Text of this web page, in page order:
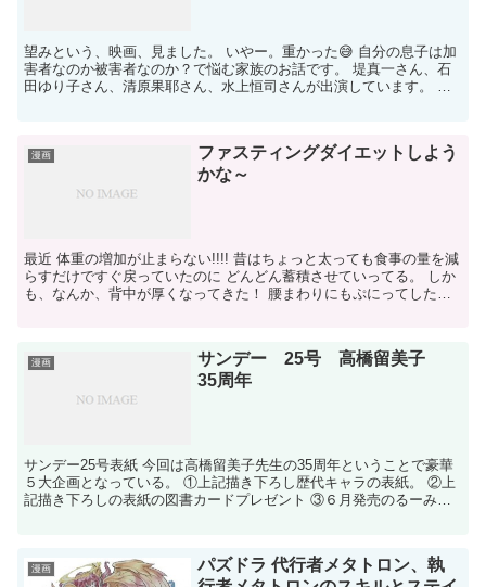
望みという、映画、見ました。 いやー。重かった😅 自分の息子は加
害者なのか被害者なのか？で悩む家族のお話です。 堤真一さん、石
田ゆり子さん、清原果耶さん、水上恒司さんが出演しています。 水
漫画
ファスティングダイエットしよう
かな～
最近 体重の増加が止まらない!!!! 昔はちょっと太っても食事の量を減
らすだけですぐ戻っていたのに どんどん蓄積させていってる。 しか
も、なんか、背中が厚くなってきた！ 腰まわりにもぷにってしたお
漫画
サンデー 25号 高橋留美子
35周年
サンデー25号表紙 今回は高橋留美子先生の35周年ということで豪華
５大企画となっている。 ①上記描き下ろし歴代キャラの表紙。 ②上
記描き下ろしの表紙の図書カードプレゼント ③６月発売のるーみっ
漫画
パズドラ 代行者メタトロン、執